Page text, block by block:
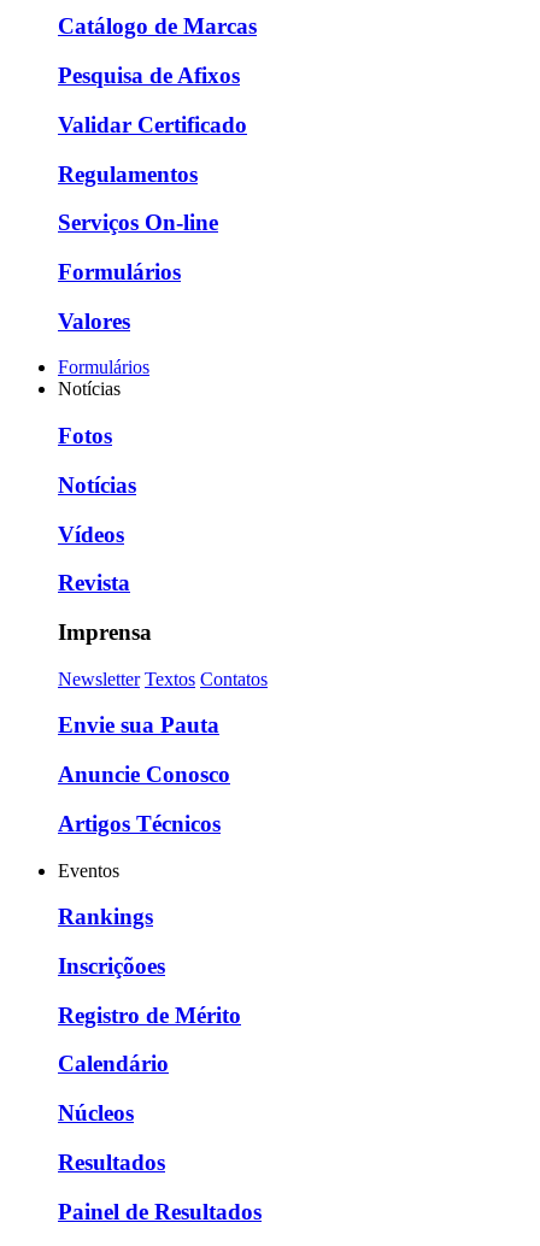
Catálogo de Marcas
Pesquisa de Afixos
Validar Certificado
Regulamentos
Serviços On-line
Formulários
Valores
Formulários
Notícias
Fotos
Notícias
Vídeos
Revista
Imprensa
Newsletter Textos Contatos
Envie sua Pauta
Anuncie Conosco
Artigos Técnicos
Eventos
Rankings
Inscriçõoes
Registro de Mérito
Calendário
Núcleos
Resultados
Painel de Resultados